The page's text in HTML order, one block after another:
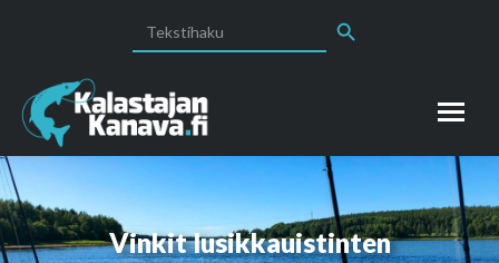
for:
Vinkit lusikkauistinten